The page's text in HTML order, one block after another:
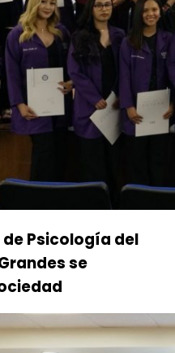
Psicología del
se